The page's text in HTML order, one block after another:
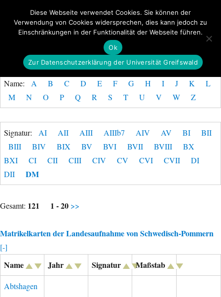
GeoGREIF MENÜ
Name: A B C D E F G H I J K
L
M
N O P Q R S T U V W Z
Signatur: AI AII AIII AIIIb7 AIV AV BI
BII
BIII
BIV BIX BV BVI BVII BVIII
BX
BXI
CI CII CIII CIV CV CVI CVII
DI
DII
DM
Gesamt: 121 1 - 20 >>
Matrikelkarten der Landesaufnahme von Schwedisch-Pommern
[-]
Name Jahr Signatur Maßstab
Abtshagen
Diese Webseite verwendet Cookies. Sie können der
Verwendung von Cookies widersprechen, dies kann jedoch zu
Einschränkungen in der Funktionalität der Webseite führen.
Ok
Zur Datenschutzerklärung der Universität Greifswald